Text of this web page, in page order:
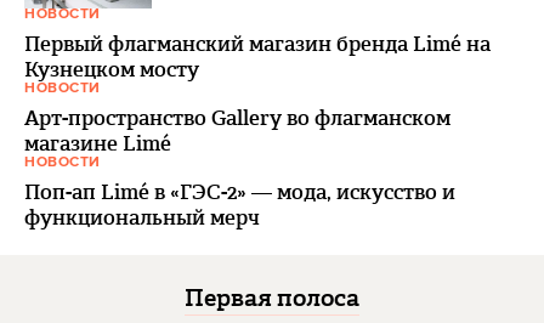
НОВОСТИ
Первый флагманский магазин бренда Limé на
Кузнецком мосту
НОВОСТИ
Арт-пространство Gallery во флагманском
магазине Limé
НОВОСТИ
Поп-ап Limé в «ГЭС-2» — мода, искусство и
функциональный мерч
Первая полоса